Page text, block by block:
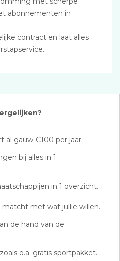
abonnementen in
contract en laat alles
al gauw €100 per jaar
bij alles in 1
in 1 overzicht.
met wat jullie willen.
de hand van de
o.a. gratis sportpakket.